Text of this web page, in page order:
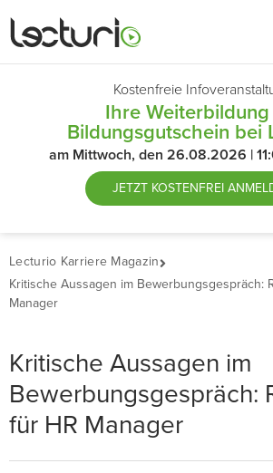
Kostenfreie
Ihre
Bildungsgutschein bei
am Mittwoch, den 26.08.2026 |
JETZT KOSTENFREI
Lecturio Karriere Magazin
Kritische Aussagen im Bewerbungsgespräch:
Manager
Kritische Aussagen im
Bewerbungsgespräch:
für HR Manager